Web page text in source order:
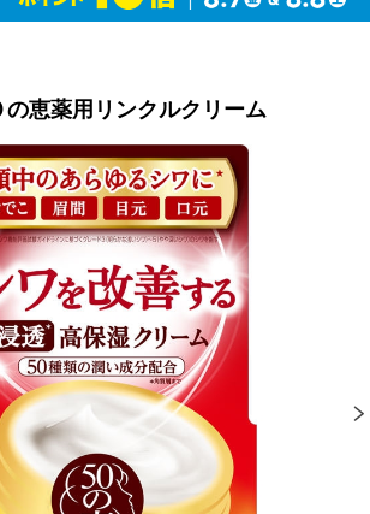
の恵薬用リンクルクリーム